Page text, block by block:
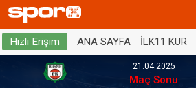
Hızlı Erişim ANA SAYFA İLK11 KUR
21.04.2025
Maç Sonu